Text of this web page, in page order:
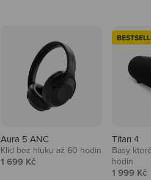
Aura 5 ANC
Klid bez hluku až 60 hodin
Prodejní cena
1 699 Kč
Titan 4
Basy
hodin
Prodejní
1 999 Kč